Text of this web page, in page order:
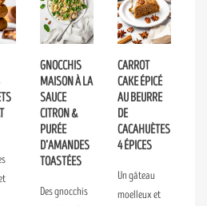
GNOCCHIS
MAISON À LA
SAUCE
CITRON &
PURÉE
D’AMANDES
TOASTÉES
Des gnocchis
CARROT
CAKE ÉPICÉ
AU BEURRE
DE
CACAHUÈTES
4 ÉPICES
Un gâteau
moelleux et